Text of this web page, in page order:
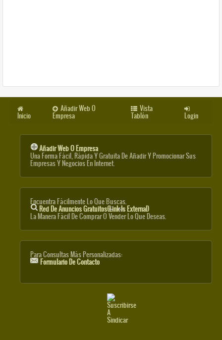
Inicio
Añadir Web O
Empresa
Vista
Tablón Login
Añadir Web O Empresa
Una Forma Fácil, Rápida Y Gratuita De Añadir Y Promocionar Sus
Empresas Y Negocios En Internet.
Encuentra Fácilmente Lo Que Buscas.
Red De Anuncios Gratuitos(link Is External)
La Manera Fácil De Comprar O Vender Lo Que Deseas.
Para Consultas Más Personalizadas:
Formulario De Contacto